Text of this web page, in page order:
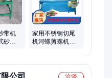
带机
光
家用不锈钢切尾
机河螺剪螺机螺
公司
洽谈